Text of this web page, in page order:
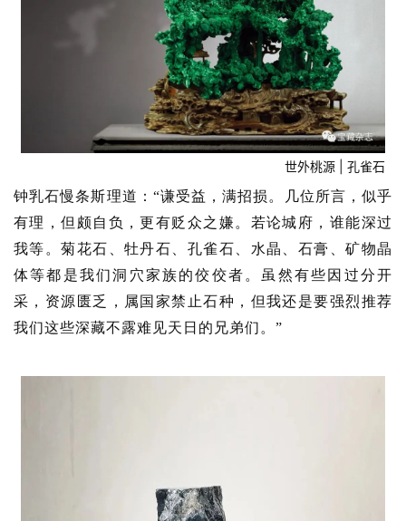
世外桃源 | 孔雀石
钟乳石慢条斯理道：“谦受益，满招损。几位所言，似乎
有理，但颇自负，更有贬众之嫌。若论城府，谁能深过
我等。菊花石、牡丹石、孔雀石、水晶、石膏、矿物晶
体等都是我们洞穴家族的佼佼者。虽然有些因过分开
采，资源匮乏，属国家禁止石种，但我还是要强烈推荐
我们这些深藏不露难见天日的兄弟们。”